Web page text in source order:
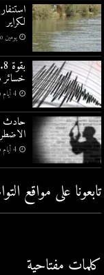
لكراير
يومين ago
خسائر
4 أيام ago
حادث
4 أيام ago
تابعونا على مواقع
كلمات مفتاحية